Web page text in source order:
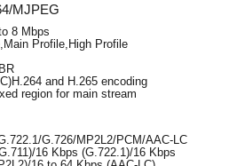
MJPEG
8 Mbps
Profile,High Profile
H.264 and H.265 encoding
region for main stream
G.726/MP2L2/PCM/AAC-LC
16 Kbps (G.722.1)/16 Kbps